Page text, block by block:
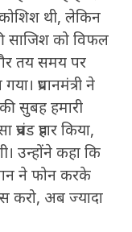
कोशिश थी, लेकिन
साजिश को विफल
तय समय पर
प्रधानमंत्री ने
सुबह हमारी
प्रहार किया,
उन्होंने कहा कि
ने फोन करके
करो, अब ज्यादा